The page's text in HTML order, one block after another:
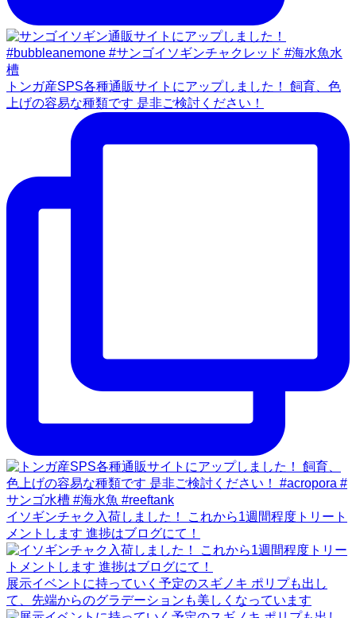
トンガ産SPS各種通販サイトにアップしました！ 飼育、色
上げの容易な種類です 是非ご検討ください！
イソギンチャク入荷しました！ これから1週間程度トリート
メントします 進捗はブログにて！
展示イベントに持っていく予定のスギノキ ポリプも出し
て、先端からのグラデーションも美しくなっています